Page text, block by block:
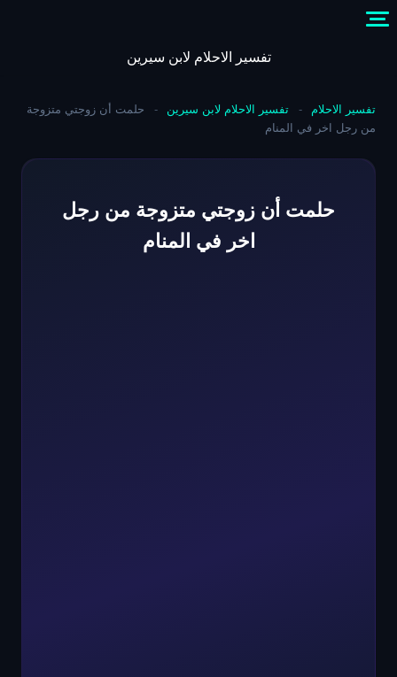
content
تفسير الاحلام لابن سيرين
تفسير الاحلام - تفسير الاحلام لابن سيرين -
حلمت أن زوجتي متزوجة
من رجل اخر في المنام
حلمت أن زوجتي متزوجة من رجل
اخر في المنام